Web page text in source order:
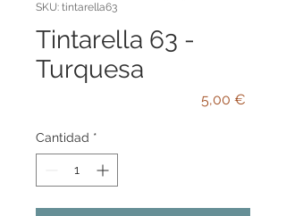
SKU: tintarella63
Tintarella 63 -
Turquesa
5,00 €
Cantidad *